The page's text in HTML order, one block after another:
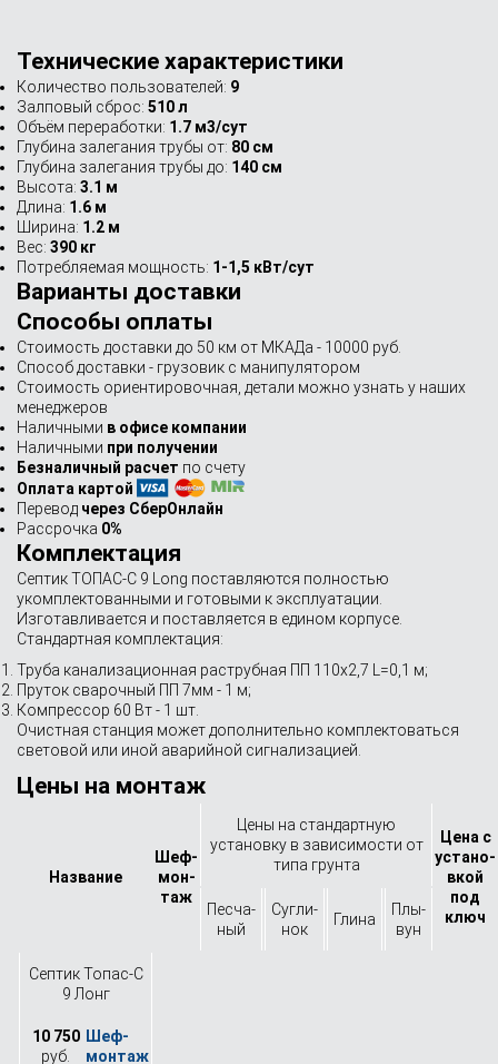
Технические характеристики
Количество пользователей: 9
Залповый сброс: 510 л
Объём переработки: 1.7 м3/сут
Глубина залегания трубы от: 80 см
Глубина залегания трубы до: 140 см
Высота: 3.1 м
Длина: 1.6 м
Ширина: 1.2 м
Вес: 390 кг
Потребляемая мощность: 1-1,5 кВт/сут
Варианты доставки
Способы оплаты
Стоимость доставки до 50 км от МКАДа - 10000 руб.
Способ доставки - грузовик с манипулятором
Стоимость ориентировочная, детали можно узнать у наших
менеджеров
Наличными в офисе компании
Наличными при получении
Безналичный расчет по счету
Оплата картой
Перевод через СберОнлайн
Рассрочка 0%
Комплектация
Септик ТОПАС-С 9 Long поставляются полностью
укомплектованными и готовыми к эксплуатации.
Изготавливается и поставляется в едином корпусе.
Стандартная комплектация:
Труба канализационная раструбная ПП 110х2,7 L=0,1 м;
Пруток сварочный ПП 7мм - 1 м;
Компрессор 60 Вт - 1 шт.
Очистная станция может дополнительно комплектоваться
световой или иной аварийной сигнализацией.
Цены на монтаж
Назва­ние
Шеф-
мон­
таж
Цены на стандартную
установку в зависимости от
типа грунта
Цена с
устано­
вкой
под
ключ
Песча­
ный
Сугли­
нок
Глина
Плы­
вун
Септик Топас-С
9 Лонг
10 750
руб.